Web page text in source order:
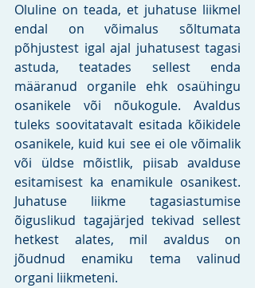
Oluline on teada, et juhatuse liikmel
endal on võimalus sõltumata
põhjustest igal ajal juhatusest tagasi
astuda, teatades sellest enda
määranud organile ehk osaühingu
osanikele või nõukogule. Avaldus
tuleks soovitatavalt esitada kõikidele
osanikele, kuid kui see ei ole võimalik
või üldse mõistlik, piisab avalduse
esitamisest ka enamikule osanikest.
Juhatuse liikme tagasiastumise
õiguslikud tagajärjed tekivad sellest
hetkest alates, mil avaldus on
jõudnud enamiku tema valinud
organi liikmeteni.